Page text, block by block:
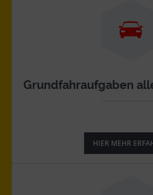
Grundfahraufgaben
HIER MEHR